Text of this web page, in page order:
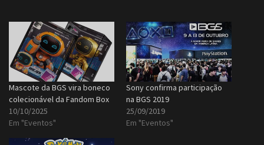
Mascote da BGS vira boneco
colecionável da Fandom Box
10/10/2025
Em "Eventos"
Sony confirma participação
na BGS 2019
25/09/2019
Em "Eventos"